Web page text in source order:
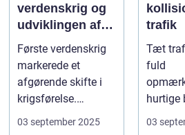
verdenskrig og
udviklingen af
pansrede
køretøjer
Første verdenskrig
markerede et
afgørende skifte i
krigsførelse.
Industrialiser...
03 september 2025
trafik
Tæt
fuld
hurtige
Små
03